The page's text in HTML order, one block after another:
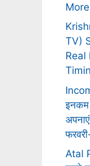
More
TV)
Real
इनकम
Atal